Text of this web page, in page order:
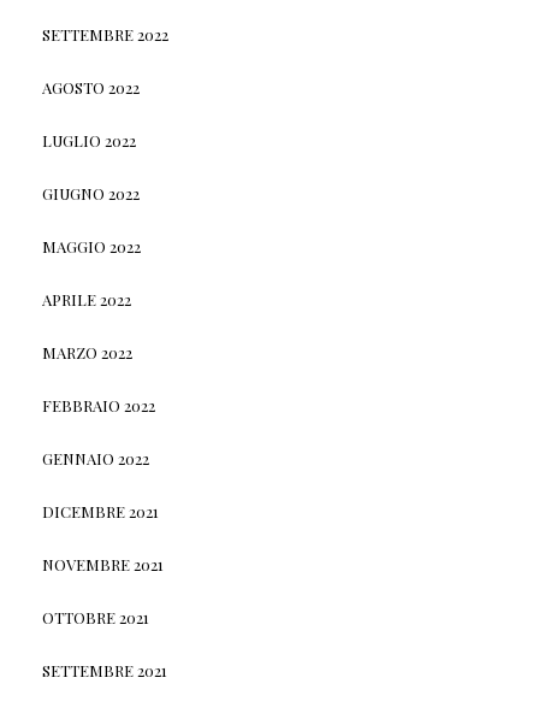
SETTEMBRE 2022
AGOSTO 2022
LUGLIO 2022
GIUGNO 2022
MAGGIO 2022
APRILE 2022
MARZO 2022
FEBBRAIO 2022
GENNAIO 2022
DICEMBRE 2021
NOVEMBRE 2021
OTTOBRE 2021
SETTEMBRE 2021